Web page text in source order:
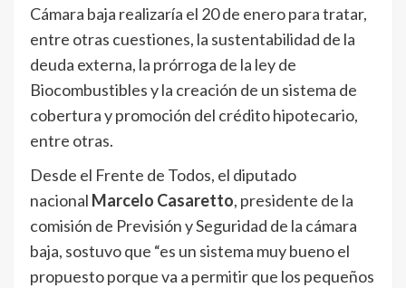
Cámara baja realizaría el 20 de enero para tratar,
entre otras cuestiones, la sustentabilidad de la
deuda externa, la prórroga de la ley de
Biocombustibles y la creación de un sistema de
cobertura y promoción del crédito hipotecario,
entre otras.
Desde el Frente de Todos, el diputado
nacional Marcelo Casaretto, presidente de la
comisión de Previsión y Seguridad de la cámara
baja, sostuvo que “es un sistema muy bueno el
propuesto porque va a permitir que los pequeños